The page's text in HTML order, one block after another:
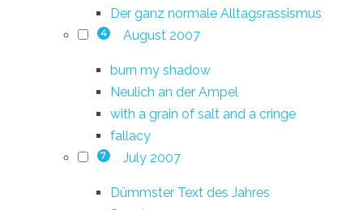
Der ganz normale Alltagsrassismus
4 August 2007
burn my shadow
Neulich an der Ampel
with a grain of salt and a cringe
fallacy
7 July 2007
Dümmster Text des Jahres